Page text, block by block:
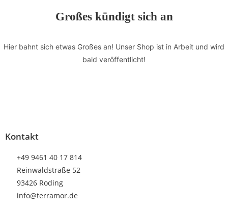
Großes kündigt sich an
Hier bahnt sich etwas Großes an! Unser Shop ist in Arbeit und wird
bald veröffentlicht!
Kontakt
+49 9461 40 17 814
Reinwaldstraße 52
93426 Roding
info@terramor.de